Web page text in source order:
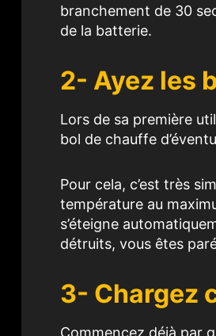
branchement de 30
de la batterie.
2- Ayez les
Lors de sa première
bol de chauffe
Pour cela, c’est très
température au
s’éteigne
détruits, vous êtes
3- Chargez
Commencez déjà par